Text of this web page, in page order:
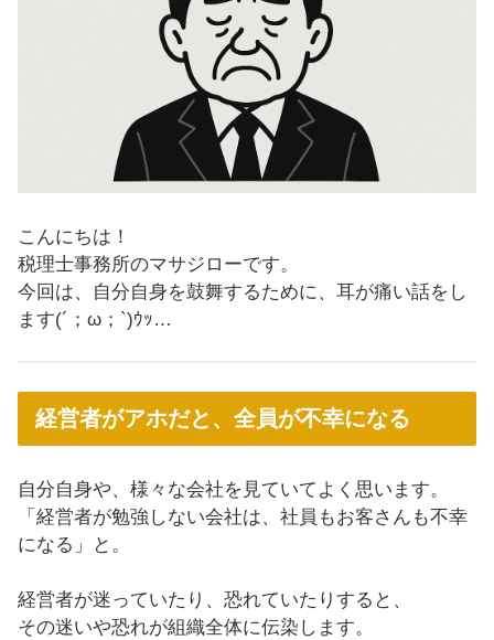
こんにちは！
税理士事務所のマサジローです。
今回は、自分自身を鼓舞するために、耳が痛い話をし
ます(´；ω；`)ｳｯ…
経営者がアホだと、全員が不幸になる
自分自身や、様々な会社を見ていてよく思います。
「経営者が勉強しない会社は、社員もお客さんも不幸
になる」と。
経営者が迷っていたり、恐れていたりすると、
その迷いや恐れが組織全体に伝染します。